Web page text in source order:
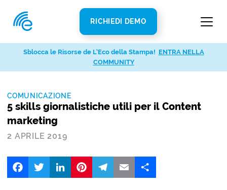
RICHIEDI DEMO
COMUNICAZIONE
5 skills giornalistiche utili per il Content
marketing
2 APRILE 2019
FacebookTwitter LinkedIn
Sblocca le Risorse de L’Eco della Stampa! ENTRA NELLA
COMMUNITY